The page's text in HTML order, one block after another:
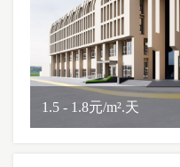
1.5 - 1.8元/m².天